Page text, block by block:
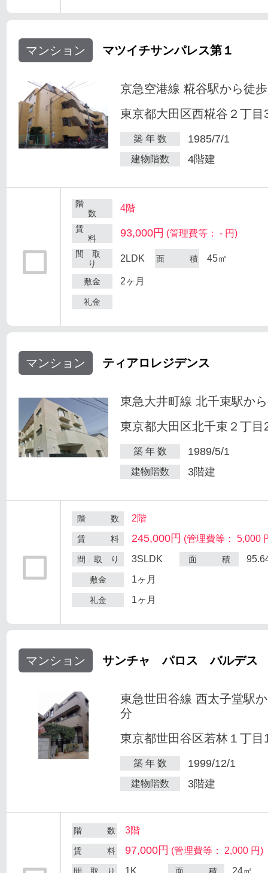
マンション マツイチサンパレス第１
京急空港線 糀谷駅から徒
東京都大田区西糀谷２丁目
築 年 数 1985/7/1
建物階数 4階建
階
数
4階
賃
料
93,000円 (管理費等： - 円)
間 取
り
2LDK 面 積 45㎡
敷金 2ヶ月
礼金
マンション ティアロレジデンス
東急大井町線 北千束駅か
東京都大田区北千束２丁目
築 年 数 1989/5/1
建物階数 3階建
階 数 2階
賃 料 245,000円 (管理費等： 5,000
間 取 り 3SLDK 面 積
敷金 1ヶ月
礼金 1ヶ月
マンション サンチャ パロス バルデス
東急世田谷線 西太子堂駅
分
東京都世田谷区若林１丁目
築 年 数 1999/12/1
建物階数 3階建
階 数 3階
賃 料 97,000円 (管理費等： 2,000 円)